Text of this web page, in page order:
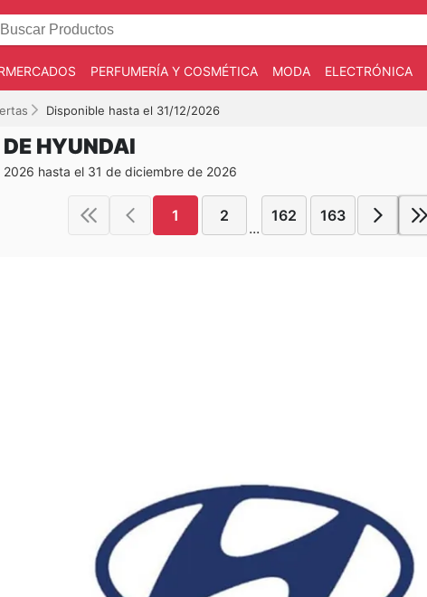
PERFUMERÍA Y COSMÉTICA MODA ELECTRÓNICA
Disponible hasta el 31/12/2026
HYUNDAI
hasta el 31 de diciembre de 2026
1 2
...
162 163